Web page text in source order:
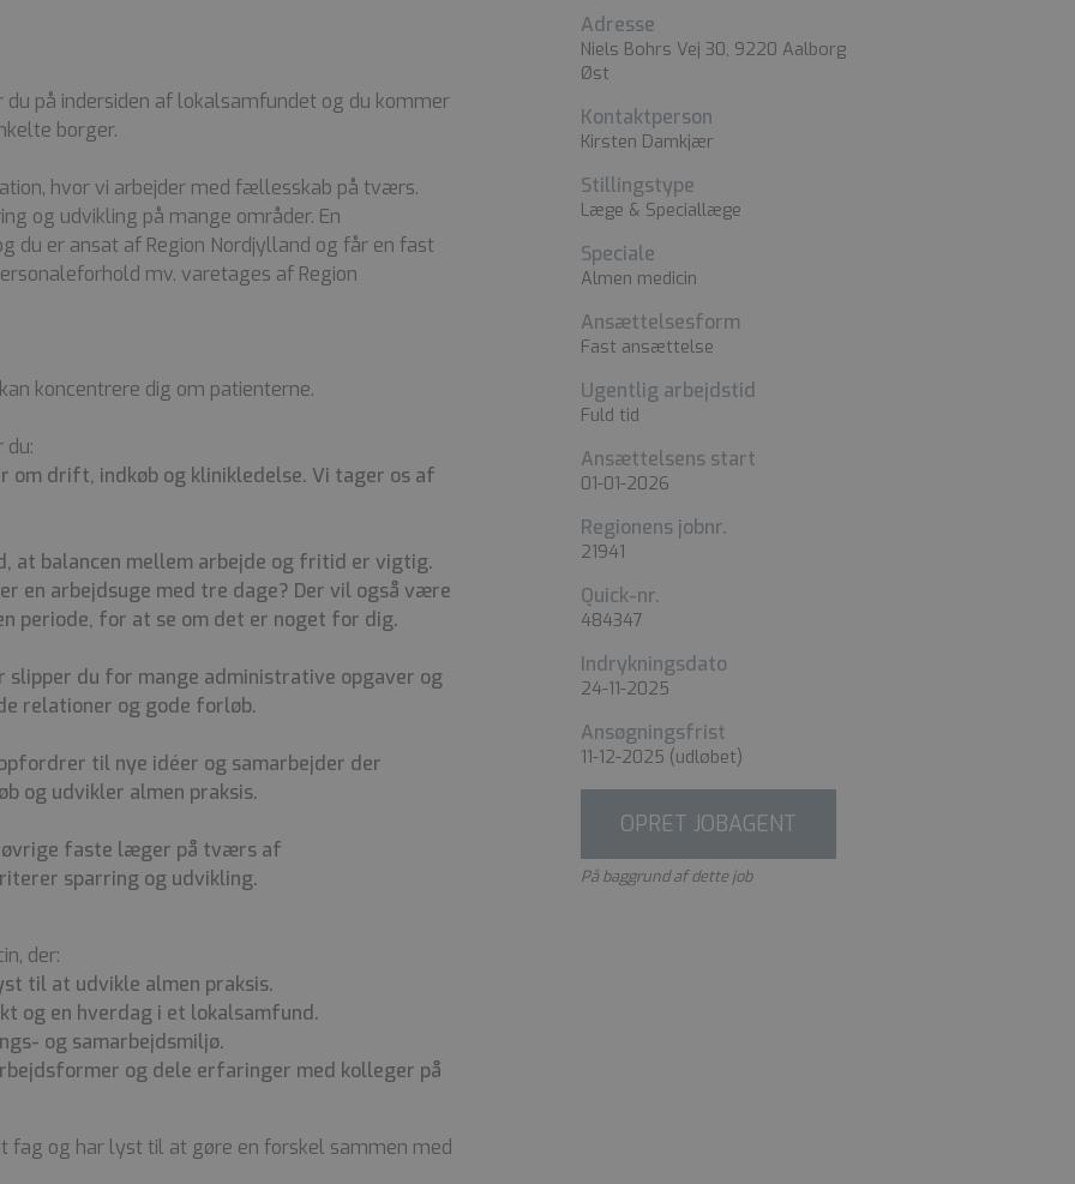
på indersiden af lokalsamfundet og du kommer
borger.
hvor vi arbejder med fællesskab på tværs.
og udvikling på mange områder. En
du er ansat af Region Nordjylland og får en fast
mv. varetages af Region
koncentrere dig om patienterne.
du:
om drift, indkøb og klinikledelse. Vi tager os af
at balancen mellem arbejde og fritid er vigtig.
en arbejdsuge med tre dage? Der vil også være
periode, for at se om det er noget for dig.
slipper du for mange administrative opgaver og
relationer og gode forløb.
til nye idéer og samarbejder der
og udvikler almen praksis.
øvrige faste læger på tværs af
sparring og udvikling.
der:
til at udvikle almen praksis.
og en hverdag i et lokalsamfund.
og samarbejdsmiljø.
og dele erfaringer med kolleger på
fag og har lyst til at gøre en forskel sammen med
Adresse
Niels Bohrs Vej 30, 9220 Aalborg
Øst
Kontaktperson
Kirsten Damkjær
Stillingstype
Læge & Speciallæge
Speciale
Almen medicin
Ansættelsesform
Fast ansættelse
Ugentlig arbejdstid
Fuld tid
Ansættelsens start
01-01-2026
Regionens jobnr.
21941
Quick-nr.
484347
Indrykningsdato
24-11-2025
Ansøgningsfrist
11-12-2025 (udløbet)
OPRET JOBAGENT
På baggrund af dette job